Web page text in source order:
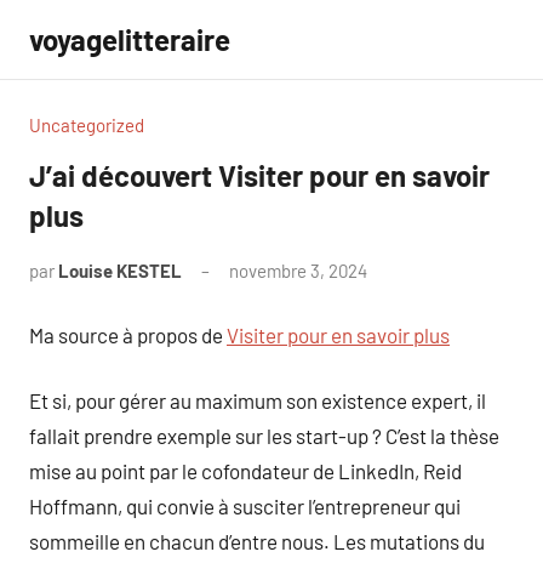
contenu
voyagelitteraire
Uncategorized
J’ai découvert Visiter pour en savoir
plus
par Louise KESTEL novembre 3, 2024
Ma source à propos de Visiter pour en savoir plus
Et si, pour gérer au maximum son existence expert, il
fallait prendre exemple sur les start-up ? C’est la thèse
mise au point par le cofondateur de LinkedIn, Reid
Hoffmann, qui convie à susciter l’entrepreneur qui
sommeille en chacun d’entre nous. Les mutations du